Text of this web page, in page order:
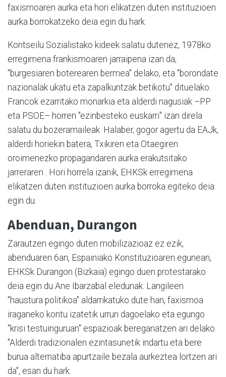
faxismoaren aurka eta hori elikatzen duten instituzioen
aurka borrokatzeko deia egin du hark.
Kontseilu Sozialistako kideek salatu dutenez, 1978ko
erregimena frankismoaren jarraipena izan da,
"burgesiaren boterearen bermea" delako, eta "borondate
nazionalak ukatu eta zapalkuntzak betikotu" dituelako.
Francok ezarritako monarkia eta alderdi nagusiak –PP
eta PSOE– horren "ezinbesteko euskarri" izan direla
salatu du bozeramaileak. Halaber, gogor agertu da EAJk,
alderdi horiekin batera, Txikiren eta Otaegiren
oroimenezko propagandaren aurka erakutsitako
jarreraren . Hori horrela izanik, EHKSk erregimena
elikatzen duten instituzioen aurka borroka egiteko deia
egin du.
Abenduan, Durangon
Zarautzen egingo duten mobilizazioaz ez ezik,
abenduaren 6an, Espainiako Konstituzioaren egunean,
EHKSk Durangon (Bizkaia) egingo duen protestarako
deia egin du Ane Ibarzabal eledunak. Langileen
"haustura politikoa" aldarrikatuko dute han, faxismoa
iraganeko kontu izatetik urrun dagoelako eta egungo
"krisi testuinguruan" espazioak bereganatzen ari delako.
"Alderdi tradizionalen ezintasunetik indartu eta bere
burua alternatiba apurtzaile bezala aurkeztea lortzen ari
da", esan du hark.